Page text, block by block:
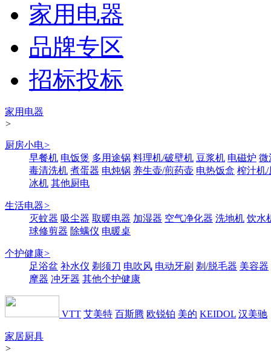
家用电器
品牌专区
招标投标
家用电器
>
厨房小电>
早餐机 电饭煲 多用途锅 料理机/破壁机 豆浆机 电磁炉 微
毒清洗机 煮蛋器 电炖锅 养生壶/煎药壶 电热饭盒 榨汁机/
冰机 其他厨电
生活电器>
灭蚊器 吸尘器 取暖电器 加湿器 空气净化器 洗地机 饮水
球修剪器 除螨仪 电暖桌
个护健康>
足浴盆 补水仪 剃须刀 电吹风 电动牙刷 剃/脱毛器 美容器
摩器 冲牙器 其他个护健康
VTT 艾美特 百斯腾 欧锐铂 美的 KEIDOL 汉美驰
家居厨具
>